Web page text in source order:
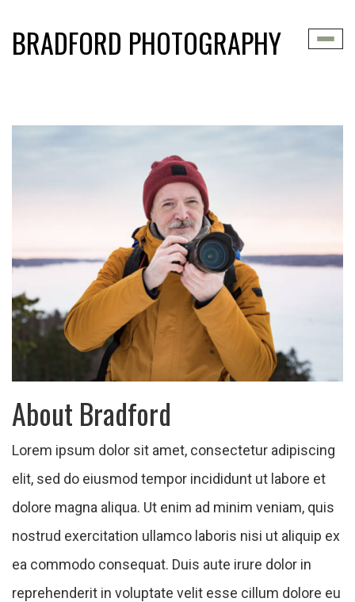
BRADFORD PHOTOGRAPHY
Toggle
About Bradford
Lorem ipsum dolor sit amet, consectetur adipiscing
elit, sed do eiusmod tempor incididunt ut labore et
dolore magna aliqua. Ut enim ad minim veniam, quis
nostrud exercitation ullamco laboris nisi ut aliquip ex
ea commodo consequat. Duis aute irure dolor in
reprehenderit in voluptate velit esse cillum dolore eu